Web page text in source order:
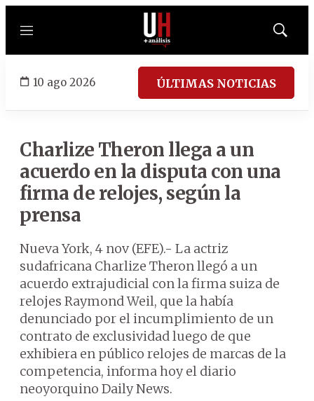
Menú
Mostrar
10 ago 2026 ÚLTIMAS NOTICIAS
Charlize Theron llega a un
acuerdo en la disputa con una
firma de relojes, según la
prensa
Nueva York, 4 nov (EFE).- La actriz
sudafricana Charlize Theron llegó a un
acuerdo extrajudicial con la firma suiza de
relojes Raymond Weil, que la había
denunciado por el incumplimiento de un
contrato de exclusividad luego de que
exhibiera en público relojes de marcas de la
competencia, informa hoy el diario
neoyorquino Daily News.